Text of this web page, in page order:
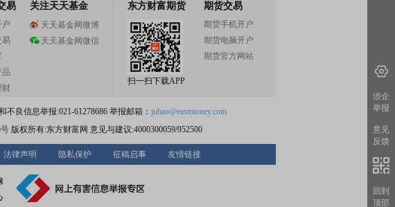
易
户
易
品
财
关注天天基金
天天基金网微博
天天基金网微信
东方财富期货
扫一扫下载APP
期货交易
期货手机开户
期货电脑开户
期货官方网站
良信息举报:021-61278686 举报邮箱： jubao@eastmoney.com
版权所有:东方财富网 意见与建议:4000300059/952500
法律声明 隐私保护 征稿启事 友情链接
涉企
举报
意见
反馈
回到
顶部